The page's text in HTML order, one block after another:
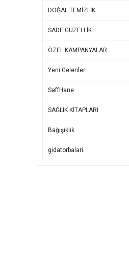
DOĞAL TEMİZLİK
SADE GÜZELLİK
ÖZEL KAMPANYALAR
Yeni Gelenler
SaffHane
SAĞLIK KİTAPLARI
Bağışıklık
gidatorbalari